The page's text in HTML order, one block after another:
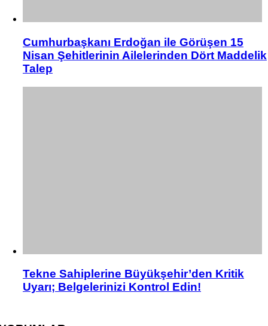
Cumhurbaşkanı Erdoğan ile Görüşen 15
Nisan Şehitlerinin Ailelerinden Dört Maddelik
Talep
Tekne Sahiplerine Büyükşehir’den Kritik
Uyarı; Belgelerinizi Kontrol Edin!